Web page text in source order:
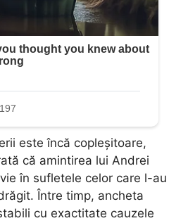
este încă copleșitoare,
că amintirea lui Andrei
în sufletele celor care l-au
Între timp, ancheta
cu exactitate cauzele